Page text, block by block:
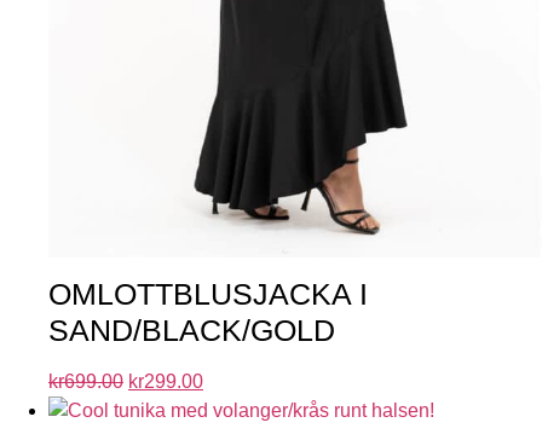
OMLOTTBLUSJACKA I
SAND/BLACK/GOLD
kr699.00 kr299.00